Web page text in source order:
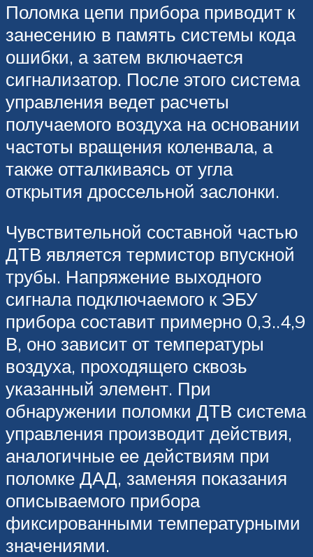
Поломка цепи прибора приводит к
занесению в память системы кода
ошибки, а затем включается
сигнализатор. После этого система
управления ведет расчеты
получаемого воздуха на основании
частоты вращения коленвала, а
также отталкиваясь от угла
открытия дроссельной заслонки.
Чувствительной составной частью
ДТВ является термистор впускной
трубы. Напряжение выходного
сигнала подключаемого к ЭБУ
прибора составит примерно 0,3..4,9
В, оно зависит от температуры
воздуха, проходящего сквозь
указанный элемент. При
обнаружении поломки ДТВ система
управления производит действия,
аналогичные ее действиям при
поломке ДАД, заменяя показания
описываемого прибора
фиксированными температурными
значениями.